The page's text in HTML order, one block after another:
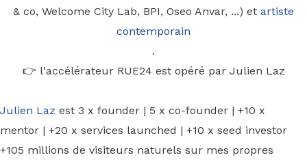
& co, Welcome City Lab, BPI, Oseo Anvar, ...) et artiste
contemporain
.
👉 l'accélérateur RUE24 est opéré par Julien Laz
Julien Laz est 3 x founder | 5 x co-founder | +10 x
mentor | +20 x services launched | +10 x seed investor
+105 millions de visiteurs naturels sur mes propres